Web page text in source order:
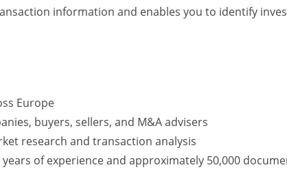
begleiten wir unsere Kunden entlang der
wir auf Erfahrungen aus mehr als 200 Transaktionen
| Digital Due Diligence | Target Screening | Value Creation
information and enables you to identify
Europe
buyers, sellers, and M&A advisers
research and transaction analysis
of experience and approximately 50,000